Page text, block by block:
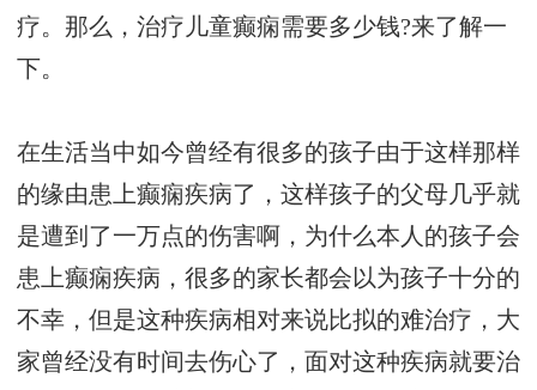
疗。那么，治疗儿童癫痫需要多少钱?来了解一
下。
在生活当中如今曾经有很多的孩子由于这样那样
的缘由患上癫痫疾病了，这样孩子的父母几乎就
是遭到了一万点的伤害啊，为什么本人的孩子会
患上癫痫疾病，很多的家长都会以为孩子十分的
不幸，但是这种疾病相对来说比拟的难治疗，大
家曾经没有时间去伤心了，面对这种疾病就要治